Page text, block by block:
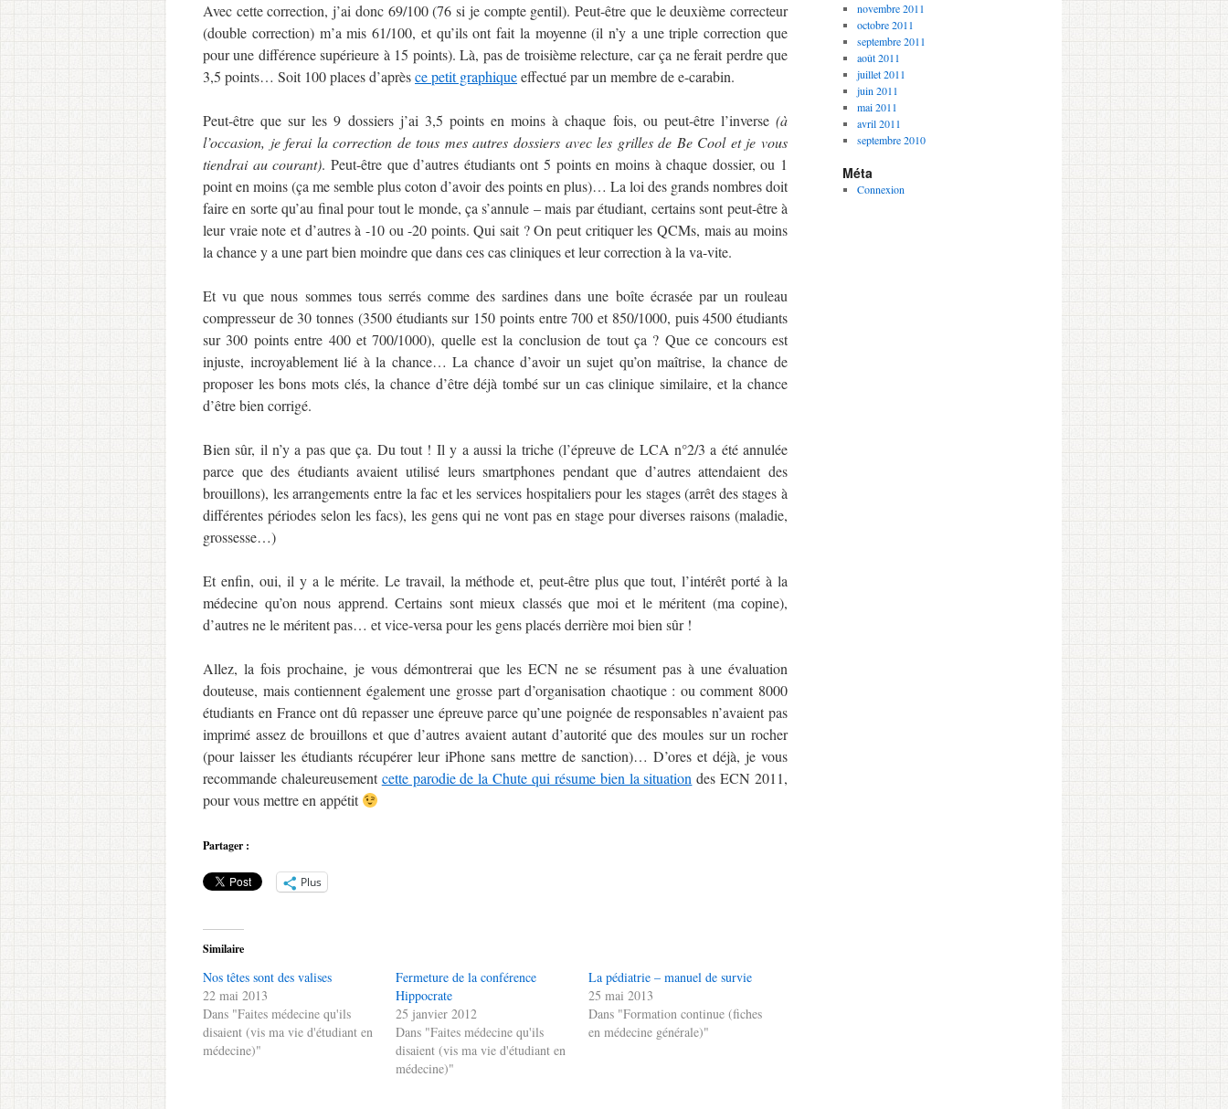
Avec cette correction, j’ai donc 69/100 (76 si je compte gentil). Peut-être que le deuxième correcteur
(double correction) m’a mis 61/100, et qu’ils ont fait la moyenne (il n’y a une triple correction que
pour une différence supérieure à 15 points). Là, pas de troisième relecture, car ça ne ferait perdre que
3,5 points… Soit 100 places d’aprèsce petit graphiqueeffectué par un membre de e-carabin.
Peut-être que sur les 9 dossiers j’ai 3,5 points en moins à chaque fois, ou peut-être l’inverse (à
l’occasion, je ferai la correction de tous mes autres dossiers avec les grilles de Be Cool et je vous
tiendrai au courant). Peut-être que d’autres étudiants ont 5 points en moins à chaque dossier, ou 1
point en moins (ça me semble plus coton d’avoir des points en plus)… La loi des grands nombres doit
faire en sorte qu’au final pour tout le monde, ça s’annule – mais par étudiant, certains sont peut-être à
leur vraie note et d’autres à -10 ou -20 points. Qui sait ? On peut critiquer les QCMs, mais au moins
la chance y a une part bien moindre que dans ces cas cliniques et leur correction à la va-vite.
Et vu que nous sommes tous serrés comme des sardines dans une boîte écrasée par un rouleau
compresseur de 30 tonnes (3500 étudiants sur 150 points entre 700 et 850/1000, puis 4500 étudiants
sur 300 points entre 400 et 700/1000), quelle est la conclusion de tout ça ? Que ce concours est
injuste, incroyablement lié à la chance… La chance d’avoir un sujet qu’on maîtrise, la chance de
proposer les bons mots clés, la chance d’être déjà tombé sur un cas clinique similaire, et la chance
d’être bien corrigé.
Bien sûr, il n’y a pas que ça. Du tout ! Il y a aussi la triche (l’épreuve de LCA n°2/3 a été annulée
parce que des étudiants avaient utilisé leurs smartphones pendant que d’autres attendaient des
brouillons), les arrangements entre la fac et les services hospitaliers pour les stages (arrêt des stages à
différentes périodes selon les facs), les gens qui ne vont pas en stage pour diverses raisons (maladie,
grossesse…)
Et enfin, oui, il y a le mérite. Le travail, la méthode et, peut-être plus que tout, l’intérêt porté à la
médecine qu’on nous apprend. Certains sont mieux classés que moi et le méritent (ma copine),
d’autres ne le méritent pas… et vice-versa pour les gens placés derrière moi bien sûr !
Allez, la fois prochaine, je vous démontrerai que les ECN ne se résument pas à une évaluation
douteuse, mais contiennent également une grosse part d’organisation chaotique : ou comment 8000
étudiants en France ont dû repasser une épreuve parce qu’une poignée de responsables n’avaient pas
imprimé assez de brouillons et que d’autres avaient autant d’autorité que des moules sur un rocher
(pour laisser les étudiants récupérer leur iPhone sans mettre de sanction)… D’ores et déjà, je vous
recommande chaleureusementcette parodie de la Chute qui résume bien la situation des ECN 2011,
pour vous mettre en appétit
Partager :
Plus
Similaire
Nos têtes sont des valises
22 mai 2013
Dans "Faites médecine qu'ils
disaient (vis ma vie d'étudiant en
médecine)"
Fermeture de la conférence
Hippocrate
25 janvier 2012
Dans "Faites médecine qu'ils
disaient (vis ma vie d'étudiant en
médecine)"
La pédiatrie – manuel de survie
25 mai 2013
Dans "Formation continue (fiches
en médecine générale)"
novembre 2011
octobre 2011
septembre 2011
août 2011
juillet 2011
juin 2011
mai 2011
avril 2011
septembre 2010
Méta
Connexion